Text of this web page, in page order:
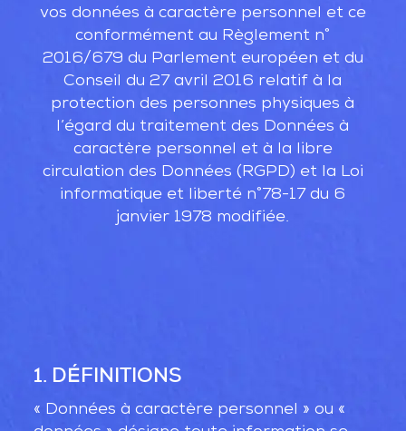
FAIRE UN DON
vos données à caractère personnel et ce
conformément au Règlement n°
2016/679 du Parlement européen et du
Conseil du 27 avril 2016 relatif à la
protection des personnes physiques à
l’égard du traitement des Données à
caractère personnel et à la libre
circulation des Données (RGPD) et la Loi
informatique et liberté n°78-17 du 6
janvier 1978 modifiée.
1. DÉFINITIONS
« Données à caractère personnel » ou «